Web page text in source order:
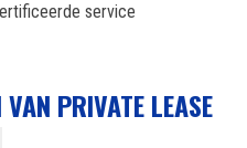
service
PRIVATE LEASE